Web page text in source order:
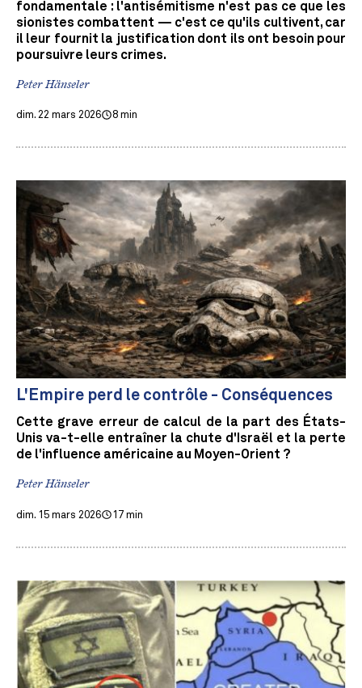
fondamentale : l'antisémitisme n'est pas ce que les
sionistes combattent — c'est ce qu'ils cultivent, car
il leur fournit la justification dont ils ont besoin pour
poursuivre leurs crimes.
Peter Hänseler
dim. 22 mars 2026 8 min
L'Empire perd le contrôle - Conséquences
Cette grave erreur de calcul de la part des États-
Unis va-t-elle entraîner la chute d'Israël et la perte
de l'influence américaine au Moyen-Orient ?
Peter Hänseler
dim. 15 mars 2026 17 min